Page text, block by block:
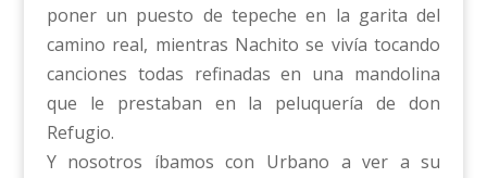
poner un puesto de tepeche en la garita del
camino real, mientras Nachito se vivía tocando
canciones todas refinadas en una mandolina
que le prestaban en la peluquería de don
Refugio.
Y nosotros íbamos con Urbano a ver a su